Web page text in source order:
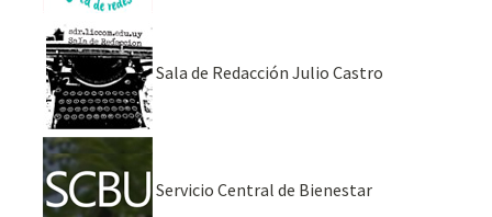
Sala de Redacción Julio Castro
Servicio Central de Bienestar